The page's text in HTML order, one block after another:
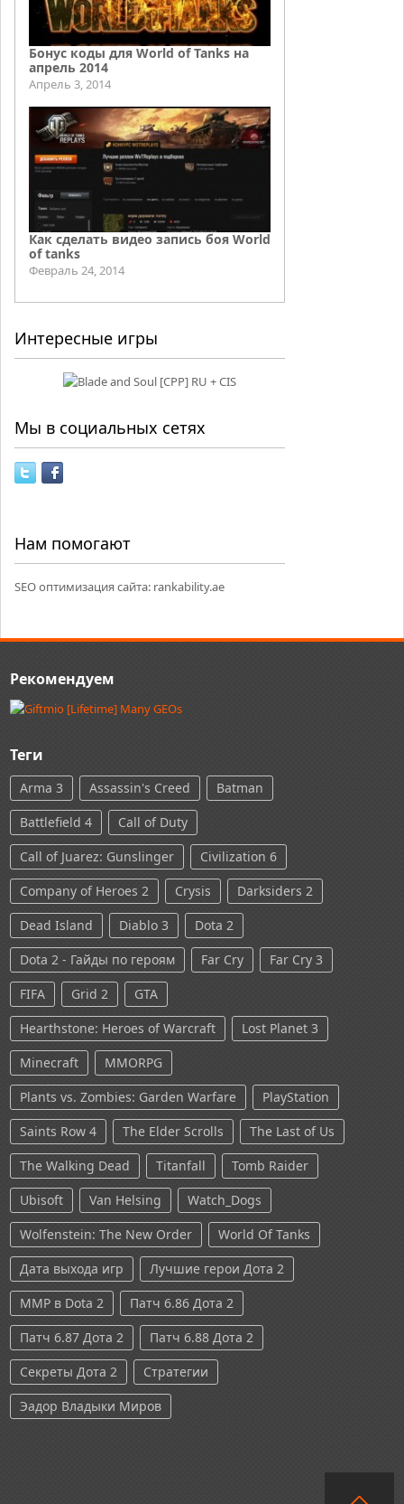
Бонус коды для World of Tanks на
апрель 2014
Апрель 3, 2014
Как сделать видео запись боя World
of tanks
Февраль 24, 2014
Интересные игры
Мы в социальных сетях
Нам помогают
SEO оптимизация сайта: rankability.ae
Рекомендуем
Теги
Arma 3 Assassin's Creed
Batman
Battlefield 4
Call of Duty
Call of Juarez: Gunslinger
Civilization 6
Company of Heroes 2
Crysis
Darksiders 2
Dead Island
Diablo 3
Dota 2
Dota 2 - Гайды по героям
Far Cry
Far Cry 3
FIFA
Grid 2
GTA
Hearthstone: Heroes of Warcraft
Lost Planet 3
Minecraft
MMORPG
Plants vs. Zombies: Garden Warfare
PlayStation
Saints Row 4
The Elder Scrolls
The Last of Us
The Walking Dead
Titanfall
Tomb Raider
Ubisoft
Van Helsing
Watch_Dogs
Wolfenstein: The New Order
World Of Tanks
Дата выхода игр
Лучшие герои Дота 2
ММР в Dota 2
Патч 6.86 Дота 2
Патч 6.87 Дота 2
Патч 6.88 Дота 2
Секреты Дота 2
Стратегии
Эадор Владыки Миров